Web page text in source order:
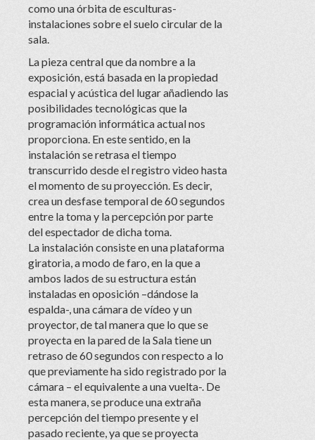
como una órbita de esculturas-
instalaciones sobre el suelo circular de la
sala.
La pieza central que da nombre a la
exposición, está basada en la propiedad
espacial y acústica del lugar añadiendo las
posibilidades tecnológicas que la
programación informática actual nos
proporciona. En este sentido, en la
instalación se retrasa el tiempo
transcurrido desde el registro video hasta
el momento de su proyección. Es decir,
crea un desfase temporal de 60 segundos
entre la toma y la percepción por parte
del espectador de dicha toma.
La instalación consiste en una plataforma
giratoria, a modo de faro, en la que a
ambos lados de su estructura están
instaladas en oposición –dándose la
espalda-, una cámara de vídeo y un
proyector, de tal manera que lo que se
proyecta en la pared de la Sala tiene un
retraso de 60 segundos con respecto a lo
que previamente ha sido registrado por la
cámara – el equivalente a una vuelta-. De
esta manera, se produce una extraña
percepción del tiempo presente y el
pasado reciente, ya que se proyecta